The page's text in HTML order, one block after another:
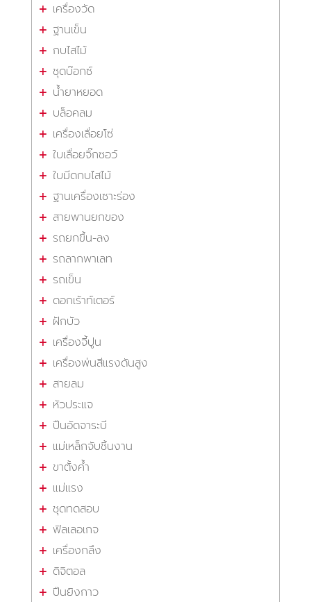
เครื่องวัด
ฐานเข็น
กบไสไม้
ชุดบ๊อกซ์
น้ำยาหยอด
บล็อคลม
เครื่องเลื่อยโซ่
ใบเลื่อยจิ๊กซอว์
ใบมีดกบไสไม้
ฐานเครื่องเซาะร่อง
สายพานยกของ
รถยกขึ้น-ลง
รถลากพาเลท
รถเข็น
ดอกเร้าท์เตอร์
ฝักบัว
เครื่องจี้ปูน
เครื่องพ่นสีแรงดันสูง
สายลม
หัวประแจ
ปืนอัดจาระบี
แม่เหล็กจับชิ้นงาน
ขาตั้งค้ำ
แม่แรง
ชุดทดสอบ
ฟิลเลอเกจ
เครื่องกลึง
ดิจิตอล
ปืนยิงกาว